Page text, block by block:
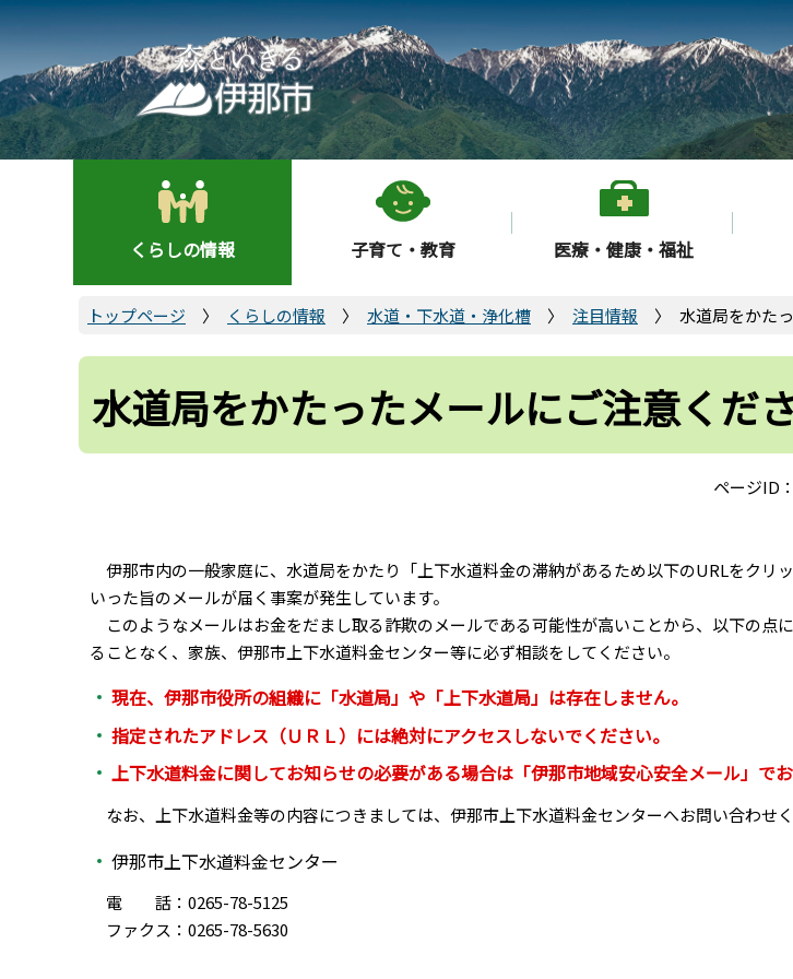
こ
の
ペ
ー
ジ
の
くらしの情報 子育て・教育 医療・健康・福祉
トップページ くらしの情報 水道・下水道・浄化槽 注目情報 水道局をかた
水道局をかたったメールにご注意くだ
ページID
伊那市内の一般家庭に、水道局をかたり「上下水道料金の滞納があるため以下のURLをクリ
いった旨のメールが届く事案が発生しています。
このようなメールはお金をだまし取る詐欺のメールである可能性が高いことから、以下の点
ることなく、家族、伊那市上下水道料金センター等に必ず相談をしてください。
現在、伊那市役所の組織に「水道局」や「上下水道局」は存在しません。
指定されたアドレス（ＵＲＬ）には絶対にアクセスしないでください。
上下水道料金に関してお知らせの必要がある場合は「伊那市地域安心安全メール」でお
なお、上下水道料金等の内容につきましては、伊那市上下水道料金センターへお問い合わせく
伊那市上下水道料金センター
電 話：0265-78-5125
ファクス：0265-78-5630